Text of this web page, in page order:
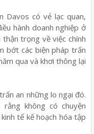
Davos có vẻ lạc quan,
hành doanh nghiệp ở
trọng về việc chính
bớt các biện pháp trấn
qua và khơi thông lại
an những lo ngại đó.
không có chuyện
tế kế hoạch hóa tập